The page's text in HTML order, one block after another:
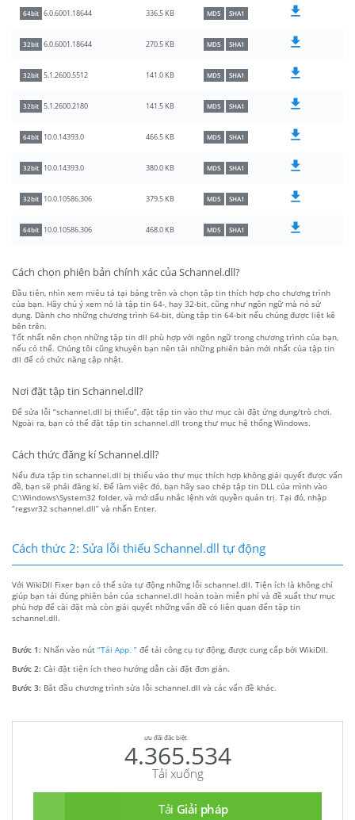
64bit 6.0.6001.18644 336.5 KB MD5 SHA1
32bit 6.0.6001.18644 270.5 KB MD5 SHA1
32bit 5.1.2600.5512 141.0 KB MD5 SHA1
32bit 5.1.2600.2180 141.5 KB MD5 SHA1
64bit 10.0.14393.0 466.5 KB MD5 SHA1
32bit 10.0.14393.0 380.0 KB MD5 SHA1
32bit 10.0.10586.306 379.5 KB MD5 SHA1
64bit 10.0.10586.306 468.0 KB MD5 SHA1
Cách chọn phiên bản chính xác của Schannel.dll?
Đầu tiên, nhìn xem miêu tả tại bảng trên và chọn tập tin thích hợp cho chương trình
của bạn. Hãy chú ý xem nó là tập tin 64-, hay 32-bit, cũng như ngôn ngữ mà nó sử
dụng. Dành cho những chương trình 64-bit, dùng tập tin 64-bit nếu chúng được liệt kê
bên trên.
Tốt nhất nên chọn những tập tin dll phù hợp với ngôn ngữ trong chương trình của bạn,
nếu có thể. Chúng tôi cũng khuyên bạn nên tải những phiên bản mới nhất của tập tin
dll để có chức năng cập nhật.
Nơi đặt tập tin Schannel.dll?
Để sửa lỗi “schannel.dll bị thiếu”, đặt tập tin vào thư mục cài đặt ứng dụng/trò chơi.
Ngoài ra, bạn có thể đặt tập tin schannel.dll trong thư mục hệ thống Windows.
Cách thức đăng kí Schannel.dll?
Nếu đưa tập tin schannel.dll bị thiếu vào thư mục thích hợp không giải quyết được vấn
đề, bạn sẽ phải đăng kí. Để làm việc đó, bạn hãy sao chép tập tin DLL của mình vào
C:\Windows\System32 folder, và mở dấu nhắc lệnh với quyền quản trị. Tại đó, nhập
“regsvr32 schannel.dll” và nhấn Enter.
Cách thức 2: Sửa lỗi thiếu Schannel.dll tự động
Với WikiDll Fixer bạn có thể sửa tự động những lỗi schannel.dll. Tiện ích là không chỉ
giúp bạn tải đúng phiên bản của schannel.dll hoàn toàn miễn phí và đề xuất thư mục
phù hợp để cài đặt mà còn giải quyết những vấn đề có liên quan đến tập tin
schannel.dll.
Bước 1: Nhấn vào nút “Tải App. ” để tải công cụ tự động, được cung cấp bởi WikiDll.
Bước 2: Cài đặt tiện ích theo hướng dẫn cài đặt đơn giản.
Bước 3: Bắt đầu chương trình sửa lỗi schannel.dll và các vấn đề khác.
ưu đãi đặc biệt
4.365.534
Tải xuống
Tải Giải pháp